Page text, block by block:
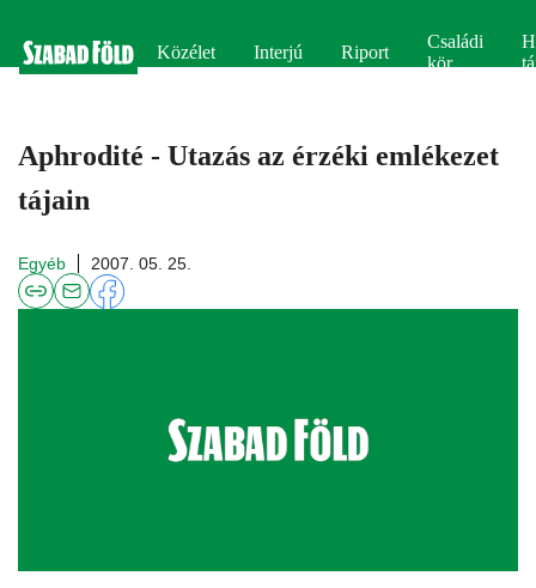
Közélet Interjú Riport
Családi
kör
Aphrodité - Utazás az érzéki emlékezet
tájain
Egyéb 2007. 05. 25.